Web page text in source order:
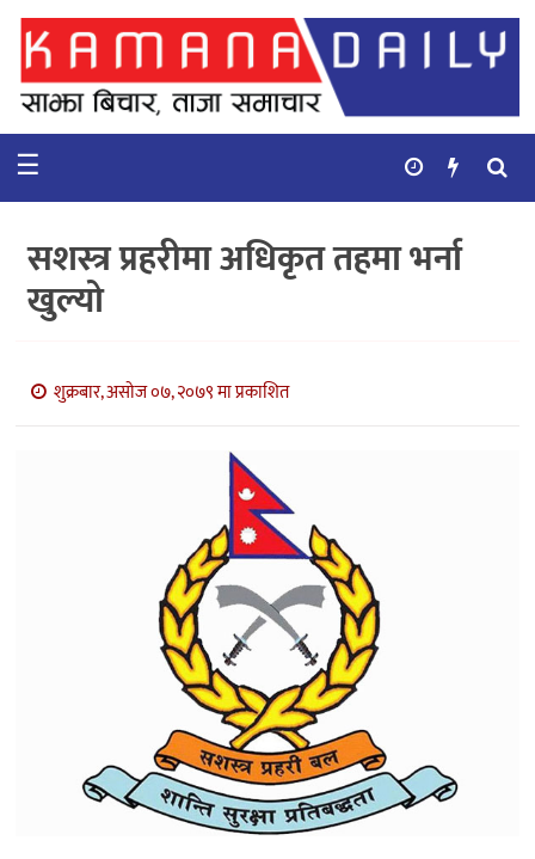
गृहपृष्ठ
समाचार
कुराकानी
बाणिज्य
☰
सशस्त्र प्रहरीमा अधिकृत तहमा भर्ना
खुल्यो
शुक्रबार, असोज ०७, २०७९ मा प्रकाशित